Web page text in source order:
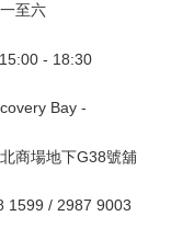
至六
- 18:30
Bay -
商場地下G38號舖
1599 / 2987 9003